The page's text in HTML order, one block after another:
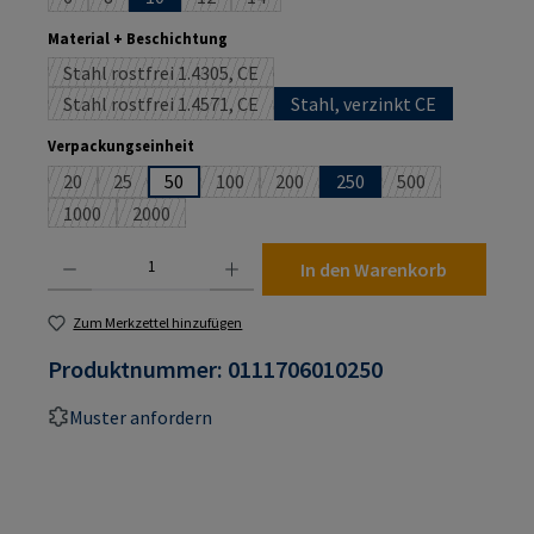
(Diese Option ist zurzeit nicht verfügbar.)
(Diese Option ist zurzeit nicht verfügbar.)
(Diese Option ist zurzeit nicht verfügbar.)
(Diese Option ist zurzeit nicht
Material + Beschichtung
Stahl rostfrei 1.4305, CE(Diese Option ist zurzeit nicht verfügbar.)
Stahl rostfrei 1.4571, CE(Diese Option ist zurzeit nicht verfügbar.)
Stahl, verzinkt CE
Verpackungseinheit
20(Diese Option ist zurzeit nicht verfügbar.)
25(Diese Option ist zurzeit nicht verfügbar.)
50 100(Diese Option ist zurzeit nicht verfügbar.)
200(Diese Option ist zurzeit nicht
250 500(Diese Option
1000(Diese Option ist zurzeit nicht verfügbar.)
2000(Diese Option ist zurzeit nicht verfügbar.)
In den Warenkorb
Zum Merkzettel hinzufügen
Produktnummer: 0111706010250
Muster anfordern